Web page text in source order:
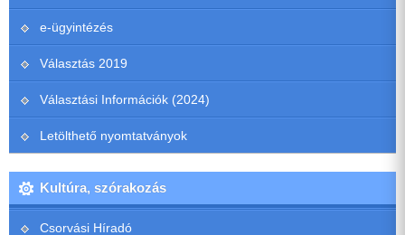
e-ügyintézés
Választás 2019
Választási Információk (2024)
Letölthető nyomtatványok
Kultúra, szórakozás
Csorvási Híradó